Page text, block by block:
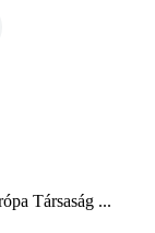
Társaság ...